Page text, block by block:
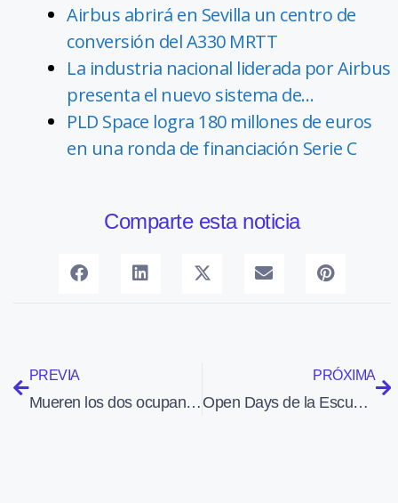
Airbus abrirá en Sevilla un centro de
conversión del A330 MRTT
La industria nacional liderada por Airbus
presenta el nuevo sistema de…
PLD Space logra 180 millones de euros
en una ronda de financiación Serie C
Comparte esta noticia
PREVIA
Mueren los dos ocupantes de una avioneta al estrellarse en un pueblo de León
PRÓXIMA
Open Days de la Escuela de Pilotos European Flyers en sus bases de Mutxamel y Cuatro Vientos